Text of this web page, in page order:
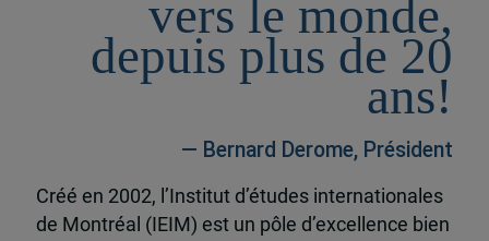
vers le monde,
depuis plus de 20
ans!
— Bernard Derome, Président
Créé en 2002, l’Institut d’études internationales
de Montréal (IEIM) est un pôle d’excellence bien